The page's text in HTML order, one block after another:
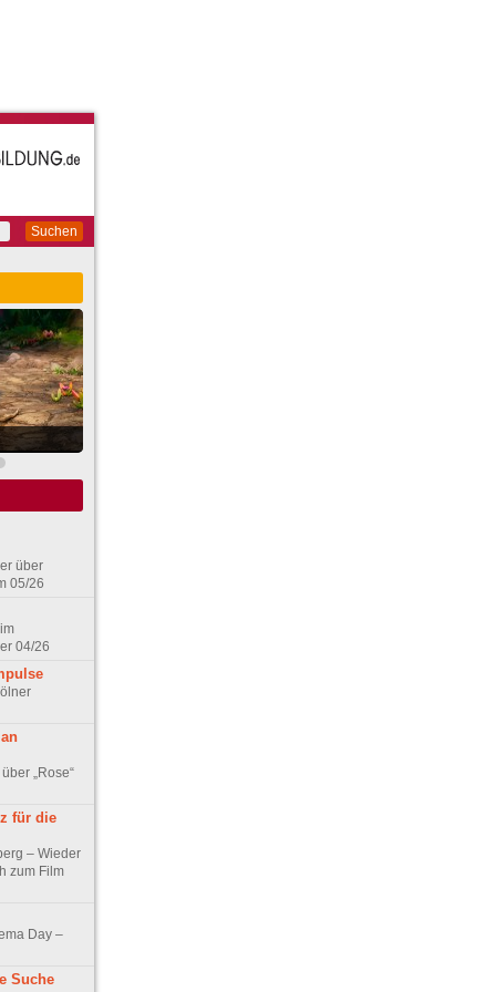
Suchen
über
05/26
04/26
„Rose“
für die
– Wieder
zum Film
Day –
Suche